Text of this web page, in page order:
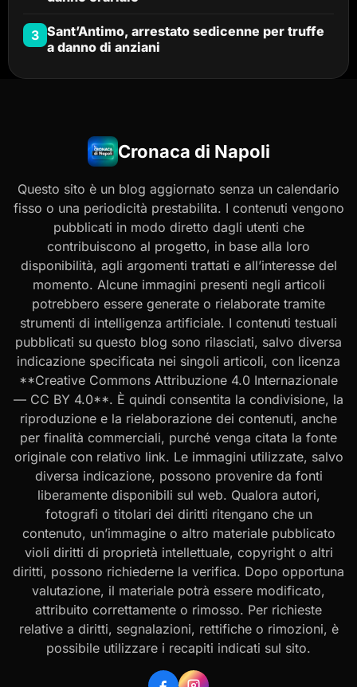
3 Sant’Antimo, arrestato sedicenne per truffe
a danno di anziani
Cronaca di Napoli
Questo sito è un blog aggiornato senza un calendario
fisso o una periodicità prestabilita. I contenuti vengono
pubblicati in modo diretto dagli utenti che
contribuiscono al progetto, in base alla loro
disponibilità, agli argomenti trattati e all’interesse del
momento. Alcune immagini presenti negli articoli
potrebbero essere generate o rielaborate tramite
strumenti di intelligenza artificiale. I contenuti testuali
pubblicati su questo blog sono rilasciati, salvo diversa
indicazione specificata nei singoli articoli, con licenza
**Creative Commons Attribuzione 4.0 Internazionale
— CC BY 4.0**. È quindi consentita la condivisione, la
riproduzione e la rielaborazione dei contenuti, anche
per finalità commerciali, purché venga citata la fonte
originale con relativo link. Le immagini utilizzate, salvo
diversa indicazione, possono provenire da fonti
liberamente disponibili sul web. Qualora autori,
fotografi o titolari dei diritti ritengano che un
contenuto, un’immagine o altro materiale pubblicato
violi diritti di proprietà intellettuale, copyright o altri
diritti, possono richiederne la verifica. Dopo opportuna
valutazione, il materiale potrà essere modificato,
attribuito correttamente o rimosso. Per richieste
relative a diritti, segnalazioni, rettifiche o rimozioni, è
possibile utilizzare i recapiti indicati sul sito.